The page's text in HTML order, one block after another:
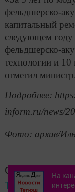
фельдшерско-
капитальный
следующем году
фельдшерско-
технологии и
отметил министр.
Подробнее:
inform.ru/news/
Фото: архив/
Следите за
Telegram-
На